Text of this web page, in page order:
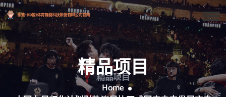
精品项目
Home